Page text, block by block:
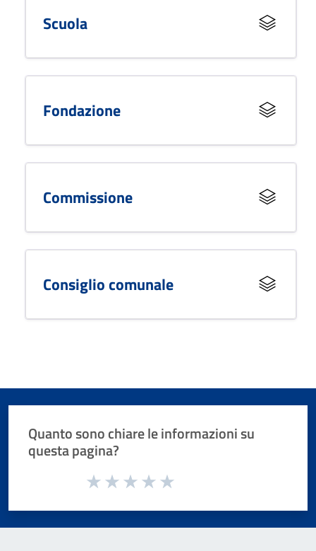
Scuola
Fondazione
Commissione
Consiglio comunale
Quanto sono chiare le informazioni su
questa pagina?
Valuta da 1 a 5 stelle la pagina